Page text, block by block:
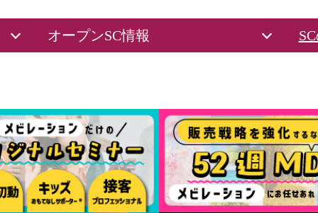
オープンSC情報